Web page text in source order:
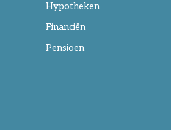
Hypotheken
Financiën
Pensioen